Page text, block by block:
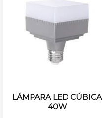
LÁMPARA LED CÚBICA
40W